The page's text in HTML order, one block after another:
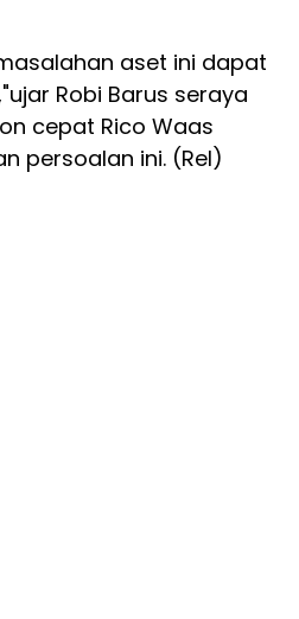
aset ini dapat
Robi Barus seraya
cepat Rico Waas
persoalan ini. (Rel)